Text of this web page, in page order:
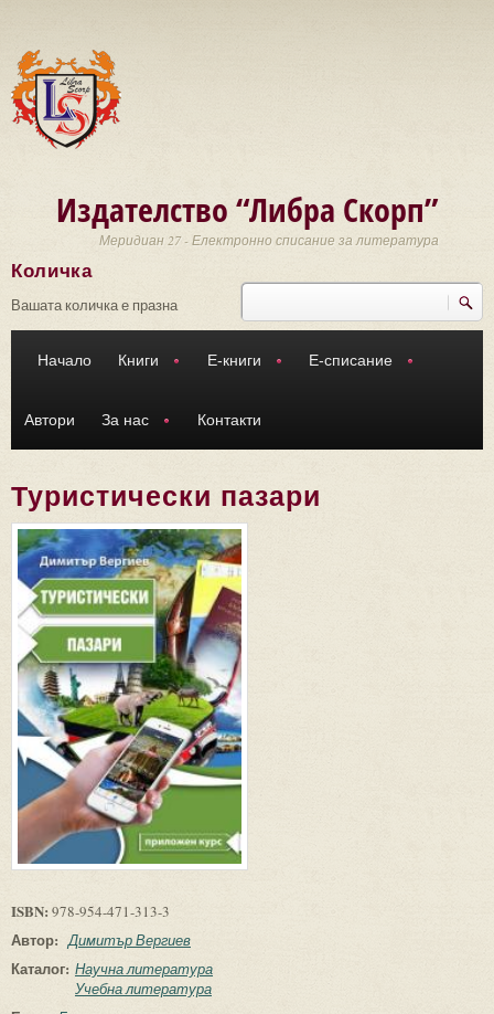
Издателство “Либра Скорп”
Меридиан 27 - Електронно списание за литература
Търси
Количка
Вашата количка е празна
Начало Книги Е-книги Е-списание
Автори За нас Контакти
Туристически пазари
ISBN: 978-954-471-313-3
Автор: Димитър Вергиев
Каталог: Научна литература
Учебна литература